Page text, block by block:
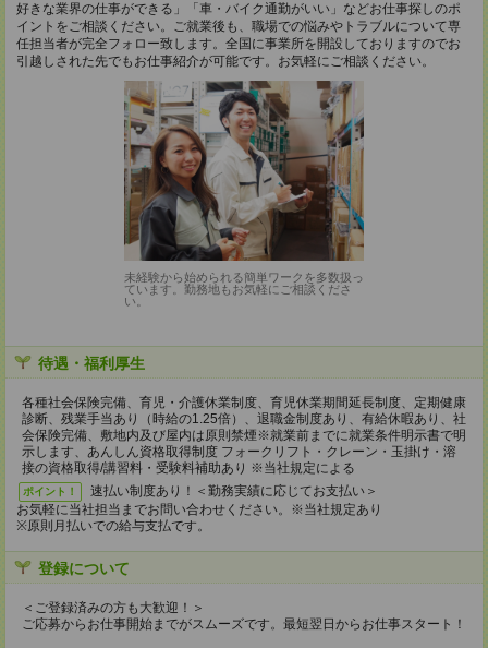
好きな業界の仕事ができる」「車・バイク通勤がいい」などお仕事探しのポ
イントをご相談ください。ご就業後も、職場での悩みやトラブルについて専
任担当者が完全フォロー致します。全国に事業所を開設しておりますのでお
引越しされた先でもお仕事紹介が可能です。お気軽にご相談ください。
未経験から始められる簡単ワークを多数扱っ
ています。勤務地もお気軽にご相談くださ
い。
待遇・福利厚生
各種社会保険完備、育児・介護休業制度、育児休業期間延長制度、定期健康
診断、残業手当あり（時給の1.25倍）、退職金制度あり、有給休暇あり、社
会保険完備、敷地内及び屋内は原則禁煙※就業前までに就業条件明示書で明
示します、あんしん資格取得制度 フォークリフト・クレーン・玉掛け・溶
接の資格取得/講習料・受験料補助あり ※当社規定による
ポイント！
速払い制度あり！＜勤務実績に応じてお支払い＞
お気軽に当社担当までお問い合わせください。※当社規定あり
※原則月払いでの給与支払です。
登録について
＜ご登録済みの方も大歓迎！＞
ご応募からお仕事開始までがスムーズです。最短翌日からお仕事スタート！